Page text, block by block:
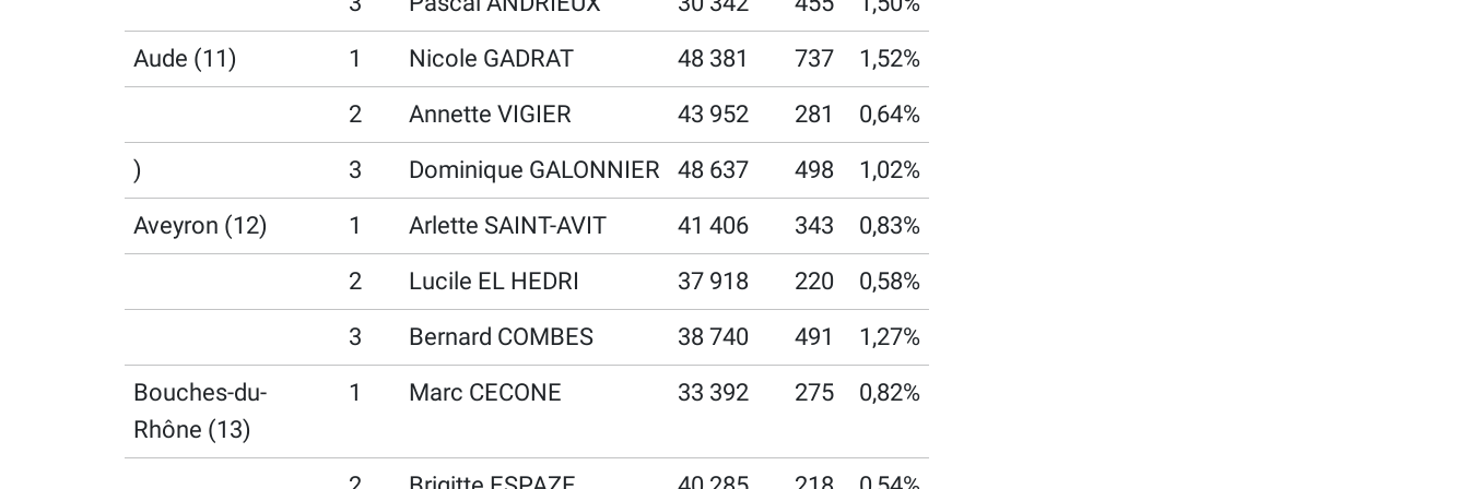
Aude (11) 1 Nicole GADRAT 48 381 737 1,52%
2 Annette VIGIER 43 952 281 0,64%
) 3 Dominique GALONNIER 48 637 498 1,02%
Aveyron (12) 1 Arlette SAINT-AVIT 41 406 343 0,83%
2 Lucile EL HEDRI 37 918 220 0,58%
3 Bernard COMBES 38 740 491 1,27%
Bouches-du-
Rhône (13)
1 Marc CECONE 33 392 275 0,82%